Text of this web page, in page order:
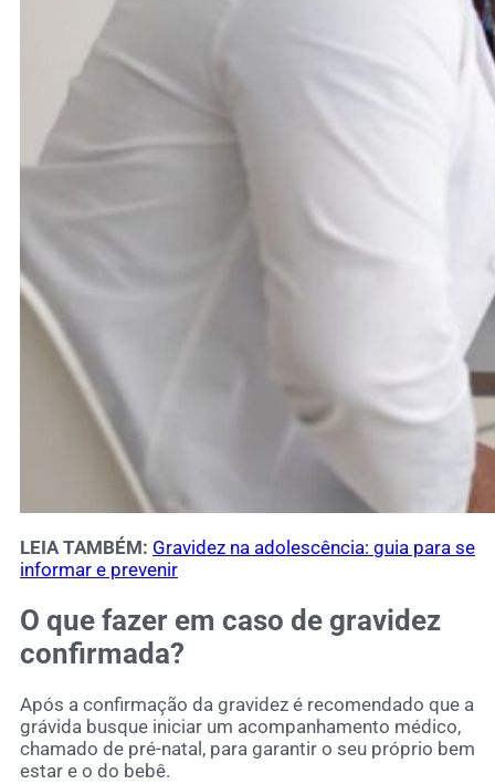
LEIA TAMBÉM: Gravidez na adolescência: guia para se
informar e prevenir
O que fazer em caso de gravidez
confirmada?
Após a confirmação da gravidez é recomendado que a
grávida busque iniciar um acompanhamento médico,
chamado de pré-natal, para garantir o seu próprio bem
estar e o do bebê.